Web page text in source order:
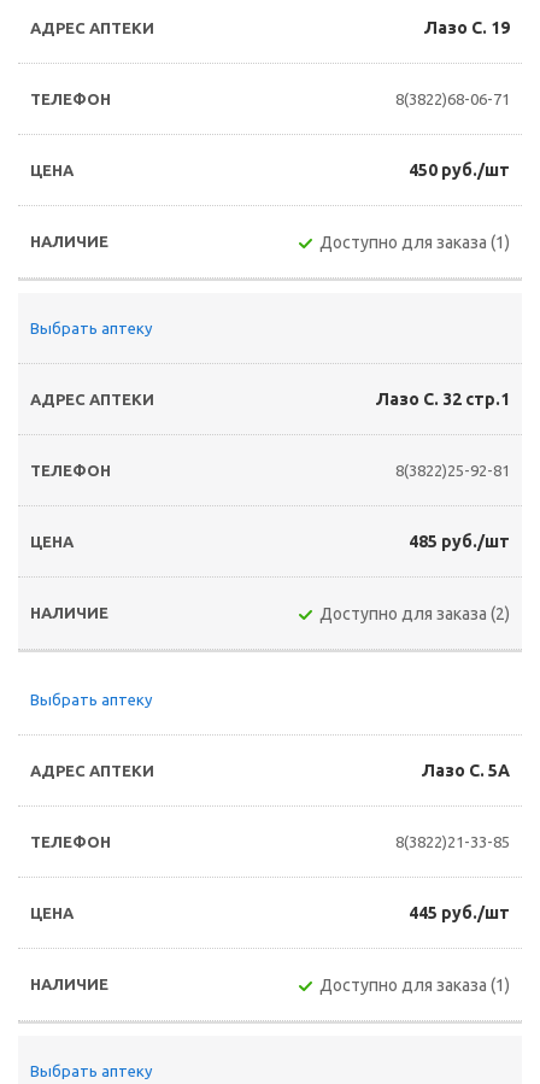
Лазо С. 19
8(3822)68-06-71
450 руб./шт
Доступно для заказа (1)
Выбрать аптеку
Лазо С. 32 стр.1
8(3822)25-92-81
485 руб./шт
Доступно для заказа (2)
Выбрать аптеку
Лазо С. 5А
8(3822)21-33-85
445 руб./шт
Доступно для заказа (1)
Выбрать аптеку